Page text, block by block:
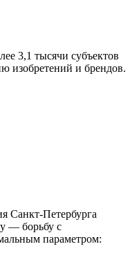
3,1 тысячи субъектов
изобретений и брендов.
Санкт-Петербурга
— борьбу с
параметром: